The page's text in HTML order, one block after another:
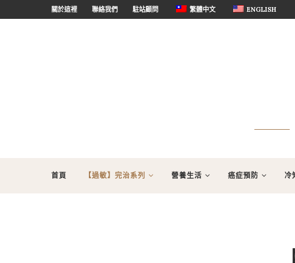
關於這裡 聯絡我們 駐站顧問 繁體中文 ENGLISH
首頁 【過敏】完治系列 營養生活 癌症預防 冷